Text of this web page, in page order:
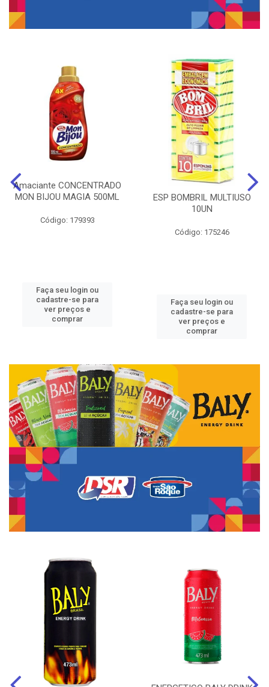
Amaciante CONCENTRADO
MON BIJOU MAGIA 500ML
Código: 179393
Faça seu login ou
cadastre-se para
ver preços e
comprar
ESP BOMBRIL MULTIUSO
10UN
Código: 175246
Faça seu login ou
cadastre-se para
ver preços e
comprar